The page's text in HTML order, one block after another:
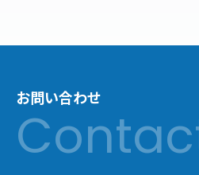
お問い合わせ